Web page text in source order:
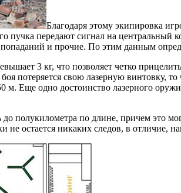
Благодаря этому экипировка
пучка передают сигнал на
и прочие. По этим данным
3 кг, что позволяет четко
потеряется свою лазерную винтовку,
м. Еще одно достоинство лазерного
полукилометра по длине, причем это
не остается никаких следов, в отличие,